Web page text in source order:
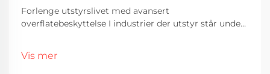
Forlenge utstyrslivet med avansert
overflatebeskyttelse I industrier der utstyr står under
sveisslagt belegg-system er en spesialisert løsning...
Vis mer